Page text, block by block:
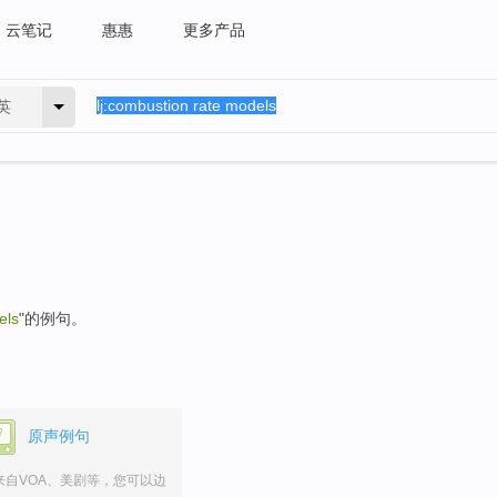
云笔记 惠惠 更多产品
"的例句。
原声例句
自VOA、美剧等，您可以边